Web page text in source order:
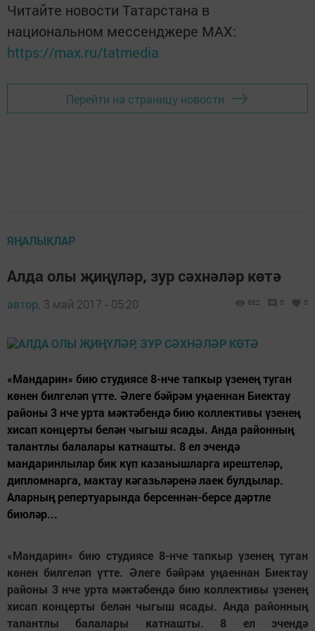
Читайте новости Татарстана в
национальном мессенджере MАХ:
https://max.ru/tatmedia
Перейти на страницу новости
ЯҢАЛЫКЛАР
Алда олы җиңүләр, зур сәхнәләр көтә
автор, 3 май 2017 - 05:20 682 0 0
«Мандарин» бию студиясе 8-нче тапкыр үзенең туган
көнен билгеләп үтте. Әлеге бәйрәм уңаеннан Биектау
районы 3 нче урта мәктәбендә бию коллективы үзенең
хисап концерты белән чыгыш ясады. Анда районның
талантлы балалары катнашты. 8 ел эчендә
мандаринлылар бик күп казанышларга ирештеләр,
дипломнарга, мактау кәгазьләренә лаек булдылар.
Аларның репертуарында берсеннән-берсе дәртле
биюләр...
«Мандарин» бию студиясе 8-нче тапкыр үзенең туган
көнен билгеләп үтте. Әлеге бәйрәм уңаеннан Биектау
районы 3 нче урта мәктәбендә бию коллективы үзенең
хисап концерты белән чыгыш ясады. Анда районның
талантлы балалары катнашты. 8 ел эчендә